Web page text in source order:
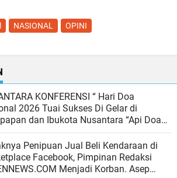
NASIONAL OPINI
KONFERENSI “ Hari Doa
Di Gelar di
dan Ibukota Nusantara “Api Doa
Terus Menyala Dari IKN
sampai ke Bangsa Bangsa”
Penipuan Jual Beli Kendaraan di
Facebook, Pimpinan Redaksi
Menjadi Korban. Asep